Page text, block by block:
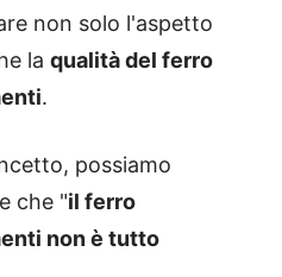
non solo l'aspetto
la qualità del ferro
.
possiamo
che "il ferro
non è tutto